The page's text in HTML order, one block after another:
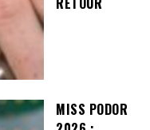
MISS PODOR